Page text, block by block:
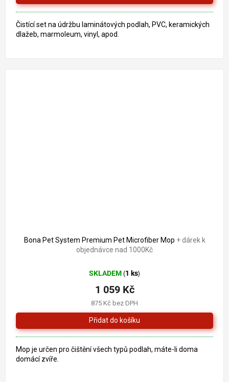
Čistící set na údržbu laminátových podlah, PVC, keramických
dlažeb, marmoleum, vinyl, apod.
Bona Pet System Premium Pet Microfiber Mop + dárek k
objednávce nad 1000Kč
SKLADEM (1 ks)
875 Kč bez DPH
1 059 Kč
Mop je určen pro čištění všech typů podlah, máte-li doma
domácí zvíře.